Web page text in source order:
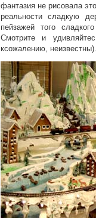
фантазия не рисовала
реальности сладкую
пейзажей того
Смотрите и
ксожалению, неизвестны).